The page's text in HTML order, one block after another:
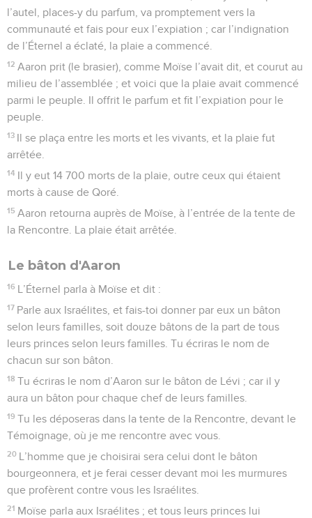
l’autel, places-y du parfum, va promptement vers la
communauté et fais pour eux l’expiation ; car l’indignation
de l’Éternel a éclaté, la plaie a commencé.
12 Aaron prit (le brasier), comme Moïse l’avait dit, et courut au
milieu de l’assemblée ; et voici que la plaie avait commencé
parmi le peuple. Il offrit le parfum et fit l’expiation pour le
peuple.
13 Il se plaça entre les morts et les vivants, et la plaie fut
arrêtée.
14 Il y eut 14 700 morts de la plaie, outre ceux qui étaient
morts à cause de Qoré.
15 Aaron retourna auprès de Moïse, à l’entrée de la tente de
la Rencontre. La plaie était arrêtée.
Le bâton d'Aaron
16 L’Éternel parla à Moïse et dit :
17 Parle aux Israélites, et fais-toi donner par eux un bâton
selon leurs familles, soit douze bâtons de la part de tous
leurs princes selon leurs familles. Tu écriras le nom de
chacun sur son bâton.
18 Tu écriras le nom d’Aaron sur le bâton de Lévi ; car il y
aura un bâton pour chaque chef de leurs familles.
19 Tu les déposeras dans la tente de la Rencontre, devant le
Témoignage, où je me rencontre avec vous.
20 L’homme que je choisirai sera celui dont le bâton
bourgeonnera, et je ferai cesser devant moi les murmures
que profèrent contre vous les Israélites.
21 Moïse parla aux Israélites ; et tous leurs princes lui